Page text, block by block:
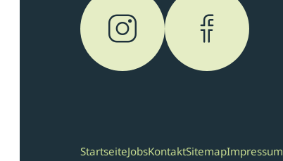
StartseiteJobsKontaktSitemapImpressum